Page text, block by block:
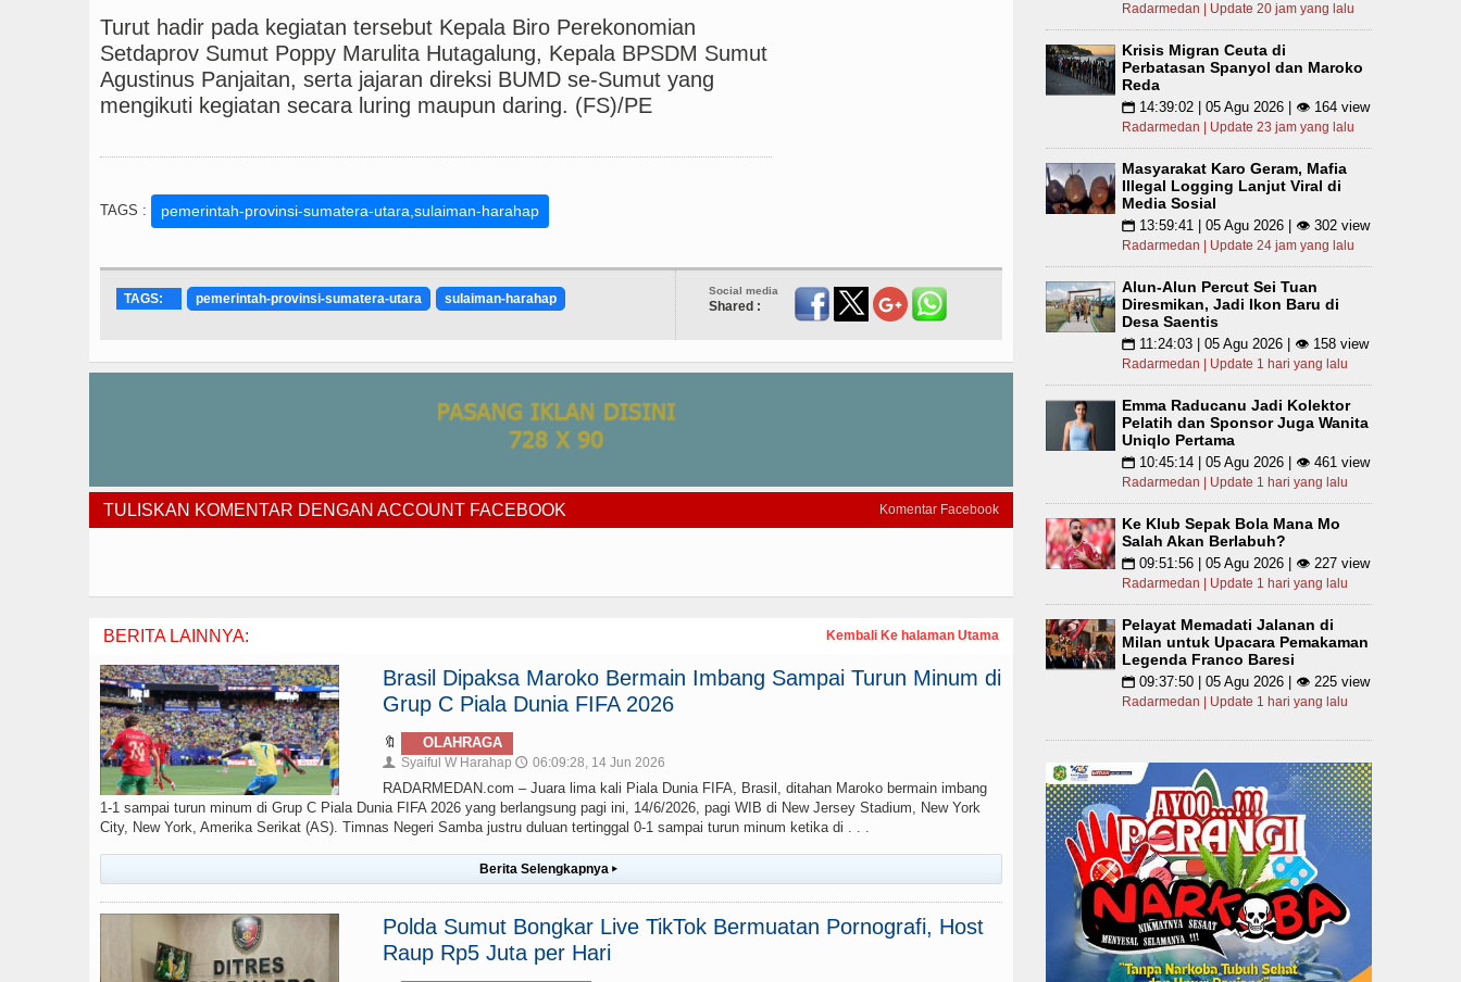
Turut hadir pada kegiatan tersebut Kepala Biro Perekonomian
Setdaprov Sumut Poppy Marulita Hutagalung, Kepala BPSDM Sumut
Agustinus Panjaitan, serta jajaran direksi BUMD se-Sumut yang
mengikuti kegiatan secara luring maupun daring. (FS)/PE
TAGS : pemerintah-provinsi-sumatera-utara,sulaiman-harahap
Social media
Shared :
TAGS: pemerintah-provinsi-sumatera-utara sulaiman-harahap
Komentar Facebook
TULISKAN KOMENTAR DENGAN ACCOUNT FACEBOOK
Kembali Ke halaman Utama
BERITA LAINNYA:
Brasil Dipaksa Maroko Bermain Imbang Sampai Turun Minum di
Grup C Piala Dunia FIFA 2026
🔖 OLAHRAGA
👤 Syaiful W Harahap 🕔 06:09:28, 14 Jun 2026
RADARMEDAN.com – Juara lima kali Piala Dunia FIFA, Brasil, ditahan Maroko bermain imbang
1-1 sampai turun minum di Grup C Piala Dunia FIFA 2026 yang berlangsung pagi ini, 14/6/2026, pagi WIB di New Jersey Stadium, New York
City, New York, Amerika Serikat (AS). Timnas Negeri Samba justru duluan tertinggal 0-1 sampai turun minum ketika di . . .
Berita Selengkapnya ▸
Polda Sumut Bongkar Live TikTok Bermuatan Pornografi, Host
Raup Rp5 Juta per Hari
Radarmedan | Update 20 jam yang lalu
Krisis Migran Ceuta di
Perbatasan Spanyol dan Maroko
Reda
📅 14:39:02 | 05 Agu 2026 | 👁 164 view
Radarmedan | Update 23 jam yang lalu
Masyarakat Karo Geram, Mafia
Illegal Logging Lanjut Viral di
Media Sosial
📅 13:59:41 | 05 Agu 2026 | 👁 302 view
Radarmedan | Update 24 jam yang lalu
Alun-Alun Percut Sei Tuan
Diresmikan, Jadi Ikon Baru di
Desa Saentis
📅 11:24:03 | 05 Agu 2026 | 👁 158 view
Radarmedan | Update 1 hari yang lalu
Emma Raducanu Jadi Kolektor
Pelatih dan Sponsor Juga Wanita
Uniqlo Pertama
📅 10:45:14 | 05 Agu 2026 | 👁 461 view
Radarmedan | Update 1 hari yang lalu
Ke Klub Sepak Bola Mana Mo
Salah Akan Berlabuh?
📅 09:51:56 | 05 Agu 2026 | 👁 227 view
Radarmedan | Update 1 hari yang lalu
Pelayat Memadati Jalanan di
Milan untuk Upacara Pemakaman
Legenda Franco Baresi
📅 09:37:50 | 05 Agu 2026 | 👁 225 view
Radarmedan | Update 1 hari yang lalu